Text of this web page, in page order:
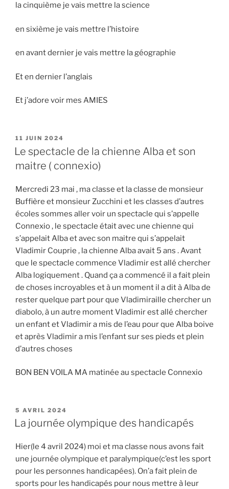
la cinquième je vais mettre la science
en sixième je vais mettre l’histoire
en avant dernier je vais mettre la géographie
Et en dernier l’anglais
Et j’adore voir mes AMIES
PUBLIÉ
LE
11 JUIN 2024
Le spectacle de la chienne Alba et son
maitre ( connexio)
Mercredi 23 mai , ma classe et la classe de monsieur
Buffière et monsieur Zucchini et les classes d’autres
écoles sommes aller voir un spectacle qui s’appelle
Connexio , le spectacle était avec une chienne qui
s’appelait Alba et avec son maitre qui s’appelait
Vladimir Couprie , la chienne Alba avait 5 ans . Avant
que le spectacle commence Vladimir est allé chercher
Alba logiquement . Quand ça a commencé il a fait plein
de choses incroyables et à un moment il a dit à Alba de
rester quelque part pour que Vladimiraille chercher un
diabolo, à un autre moment Vladimir est allé chercher
un enfant et Vladimir a mis de l’eau pour que Alba boive
et après Vladimir a mis l’enfant sur ses pieds et plein
d’autres choses
BON BEN VOILA MA matinée au spectacle Connexio
PUBLIÉ
LE
5 AVRIL 2024
La journée olympique des handicapés
Hier(le 4 avril 2024) moi et ma classe nous avons fait
une journée olympique et paralympique(c’est les sport
pour les personnes handicapées). On’a fait plein de
sports pour les handicapés pour nous mettre à leur